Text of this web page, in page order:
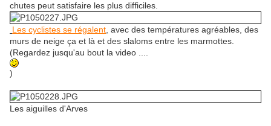
chutes peut satisfaire les plus difficiles.
Les cyclistes se régalent , avec des températures agréables, des
murs de neige ça et là et des slaloms entre les marmottes.
(Regardez jusqu'au bout la video ....
)
Les aiguilles d'Arves